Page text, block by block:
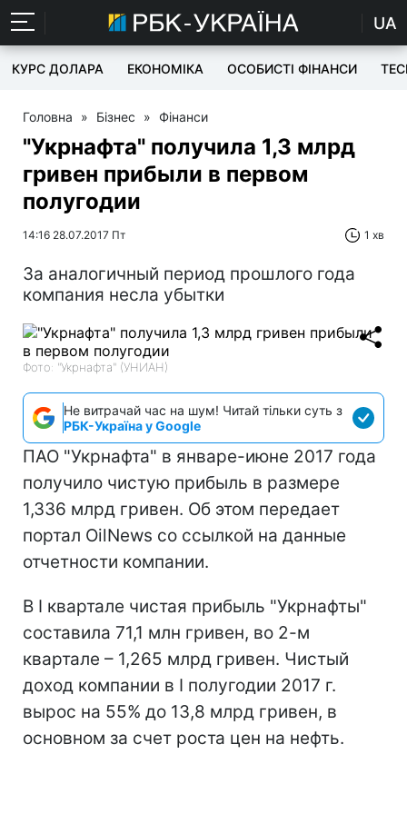
UA
КУРС ДОЛАРА ЕКОНОМІКА ОСОБИСТІ ФІНАНСИ
Головна » Бізнес » Фінанси
"Укрнафта" получила 1,3 млрд
гривен прибыли в первом
полугодии
14:16 28.07.2017 Пт 1 хв
За аналогичный период прошлого года
компания несла убытки
Фото: "Укрнафта" (УНИАН)
Не витрачай час на шум! Читай тільки суть з
РБК-Україна у Google
ПАО "Укрнафта" в январе-июне 2017 года
получило чистую прибыль в размере
1,336 млрд гривен. Об этом передает
портал OilNews со ссылкой на данные
отчетности компании.
В І квартале чистая прибыль "Укрнафты"
составила 71,1 млн гривен, во 2-м
квартале – 1,265 млрд гривен. Чистый
доход компании в І полугодии 2017 г.
вырос на 55% до 13,8 млрд гривен, в
основном за счет роста цен на нефть.